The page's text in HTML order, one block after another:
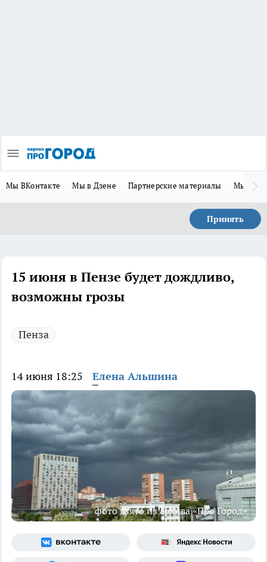
Мы ВКонтакте Мы в Дзене Партнерские материалы Мы в
Принять
15 июня в Пензе будет дождливо,
возможны грозы
Пенза
14 июня 18:25 Елена Альшина
фото взято из архива «Про Город»